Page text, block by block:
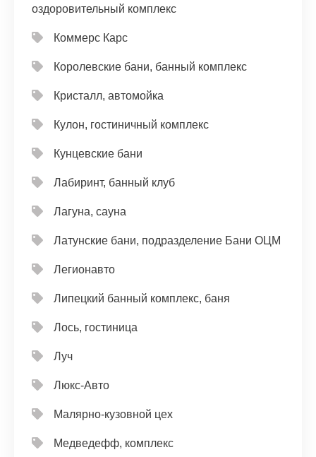
оздоровительный комплекс
Коммерс Карс
Королевские бани, банный комплекс
Кристалл, автомойка
Кулон, гостиничный комплекс
Кунцевские бани
Лабиринт, банный клуб
Лагуна, сауна
Латунские бани, подразделение Бани ОЦМ
Легионавто
Липецкий банный комплекс, баня
Лось, гостиница
Луч
Люкс-Авто
Малярно-кузовной цех
Медведефф, комплекс